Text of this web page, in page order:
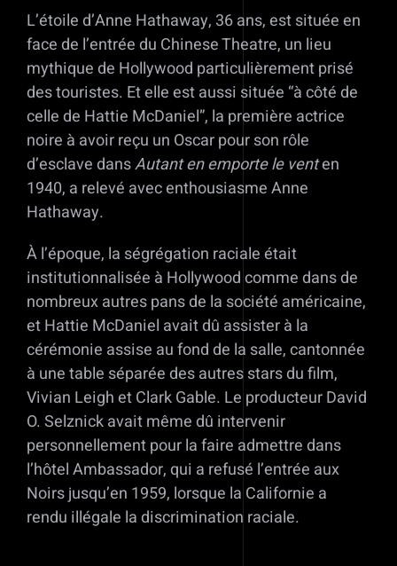
L’étoile d’Anne Hathaway, 36 ans, est située en
face de l’entrée du Chinese Theatre, un lieu
mythique de Hollywood particulièrement prisé
des touristes. Et elle est aussi située “à côté de
celle de Hattie McDaniel”, la première actrice
noire à avoir reçu un Oscar pour son rôle
d’esclave dansAutant en emporte le venten
1940, a relevé avec enthousiasme Anne
Hathaway.
À l’époque, la ségrégation raciale était
institutionnalisée à Hollywood comme dans de
nombreux autres pans de la société américaine,
et Hattie McDaniel avait dû assister à la
cérémonie assise au fond de la salle, cantonnée
à une table séparée des autres stars du film,
Vivian Leigh et Clark Gable. Le producteur David
O. Selznick avait même dû intervenir
personnellement pour la faire admettre dans
l’hôtel Ambassador, qui a refusé l’entrée aux
Noirs jusqu’en 1959, lorsque la Californie a
rendu illégale la discrimination raciale.